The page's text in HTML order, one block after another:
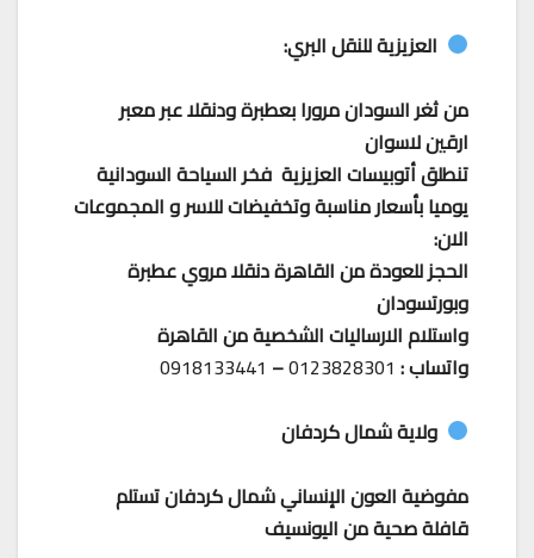
العزيزية للنقل البري:
من ثغر السودان مرورا بعطبرة ودنقلا عبر معبر
ارقين لاسوان
تنطلق أتوبيسات العزيزية فخر السياحة السودانية
يوميا بأسعار مناسبة وتخفيضات للاسر و المجموعات
الان:
الحجز للعودة من القاهرة دنقلا مروي عطبرة
وبورتسودان
واستلام الارساليات الشخصية من القاهرة
واتساب : 0123828301
–
0918133441
ولاية شمال كردفان
مفوضية العون الإنساني شمال كردفان تستلم
قافلة صحية من اليونسيف